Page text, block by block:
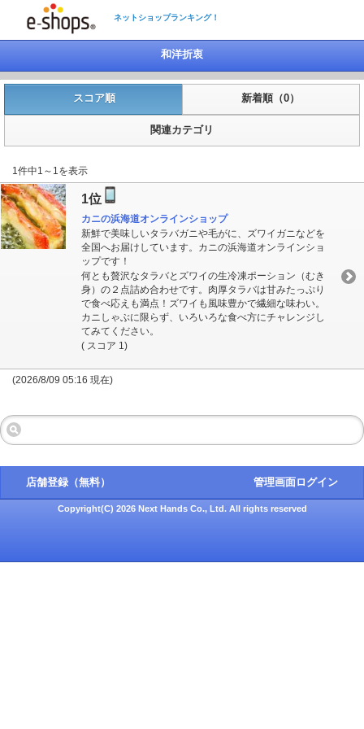
ネットショップランキング！
和洋折衷
スコア順 新着順（0）
関連カテゴリ
1件中1～1を表示
1位
カニの浜海道オンラインショップ
新鮮で美味しいタラバガニや毛がに、ズワイガニなどを
全国へお届けしています。カニの浜海道オンラインショ
ップです！
何とも贅沢なタラバとズワイの生冷凍ポーション（むき
身）の２点詰め合わせです。肉厚タラバは甘みたっぷり
で食べ応えも満点！ズワイも風味豊かで繊細な味わい。
カニしゃぶに限らず、いろいろな食べ方にチャレンジし
てみてください。
( スコア 1)
(2026/8/09 05:16 現在)
店舗登録（無料） 管理画面ログイン
Copyright(C) 2026 Next Hands Co., Ltd. All rights reserved